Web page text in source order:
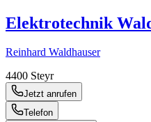
Elektrotechnik
Reinhard Waldhauser
4400 Steyr
Jetzt anrufen
Telefon